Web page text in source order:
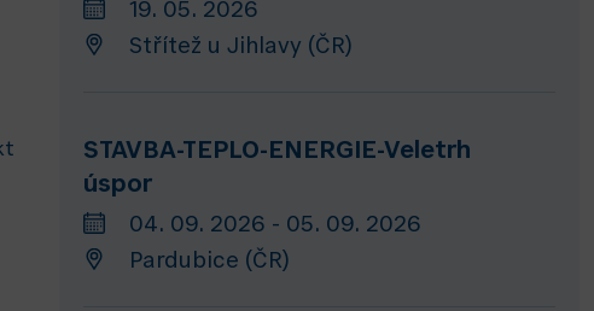
19. 05. 2026
Střítež u Jihlavy (ČR)
STAVBA-TEPLO-ENERGIE-Veletrh
úspor
04. 09. 2026 - 05. 09. 2026
Pardubice (ČR)